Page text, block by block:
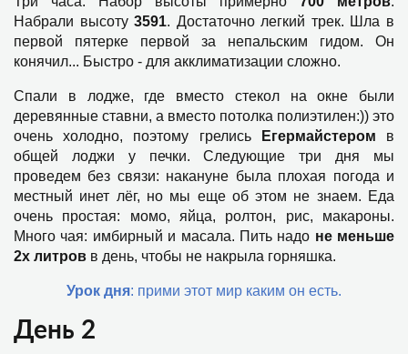
Набрали высоту3591. Достаточно легкий трек. Шла в
первой пятерке первой за непальским гидом. Он
конячил... Быстро - для акклиматизации сложно.
Спали в лодже, где вместо стекол на окне были
деревянные ставни, а вместо потолка полиэтилен:)) это
очень холодно, поэтому грелись
Егермайстером в
общей лоджи у печки. Следующие три дня мы
проведем без связи: накануне была плохая погода и
местный инет лёг, но мы еще об этом не знаем. Еда
очень простая: момо, яйца, ролтон, рис, макароны.
Много чая: имбирный и масала. Пить надо не меньше
2х литров в день, чтобы не накрыла горняшка.
Урок дня: прими этот мир каким он есть.
День 2